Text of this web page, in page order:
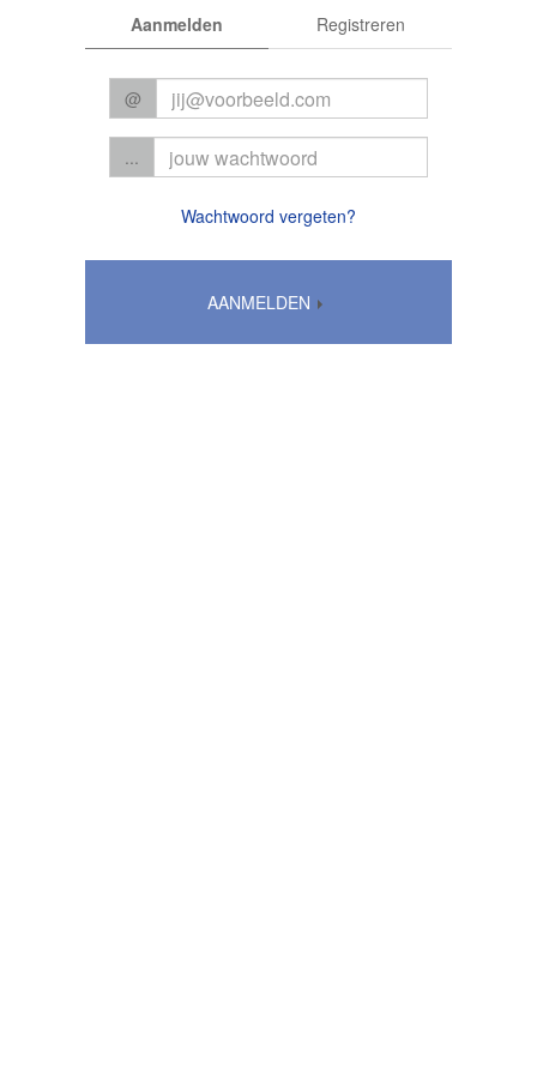
Aanmelden Registreren
@
...
Wachtwoord vergeten?
AANMELDEN
Algemene voorwaarden|Privacy